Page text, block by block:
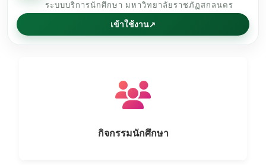
ระบบบริการนักศึกษา มหาวิทยาลัยราชภัฏสกลนคร
เข้าใช้งาน↗
กิจกรรมนักศึกษา